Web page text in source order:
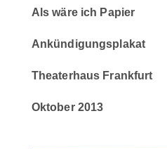
Als wäre ich Papier
Ankündigungsplakat
Theaterhaus Frankfurt
Oktober 2013